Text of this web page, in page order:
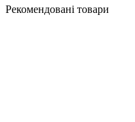
Рекомендовані товари